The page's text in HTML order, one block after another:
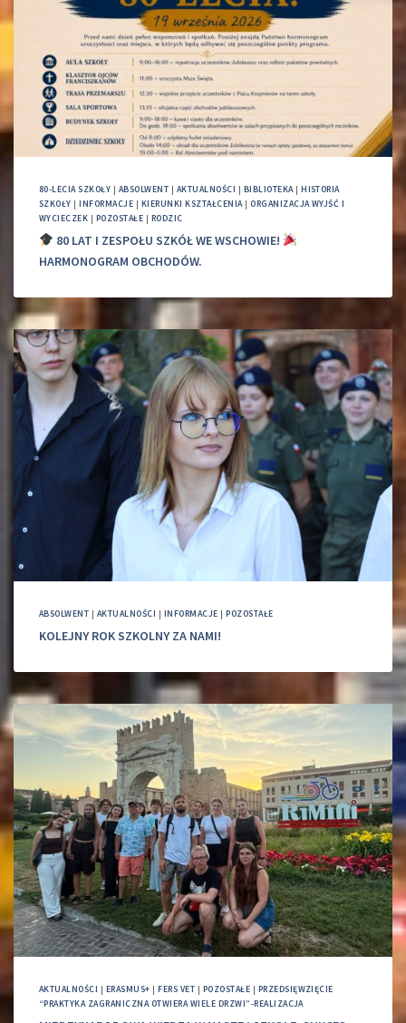
80-LECIA SZKOŁY | ABSOLWENT | AKTUALNOŚCI | BIBLIOTEKA|HISTORIA
SZKOŁY |INFORMACJE | KIERUNKI KSZTAŁCENIA|ORGANIZACJA WYJŚĆ I
WYCIECZEK | POZOSTAŁE | RODZIC
80 LAT I ZESPOŁU SZKÓŁ WE WSCHOWIE!
HARMONOGRAM OBCHODÓW.
ABSOLWENT | AKTUALNOŚCI | INFORMACJE |POZOSTAŁE
KOLEJNY ROK SZKOLNY ZA NAMI!
AKTUALNOŚCI | ERASMUS+ |FERS VET | POZOSTAŁE | PRZEDSIĘWZIĘCIE
“PRAKTYKA ZAGRANICZNA OTWIERA WIELE DRZWI”-REALIZACJA